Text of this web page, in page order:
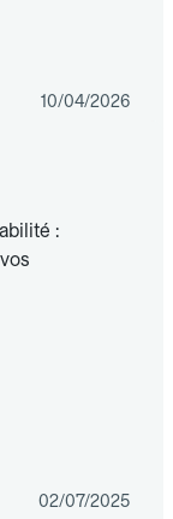
10/04/2026
:
02/07/2025